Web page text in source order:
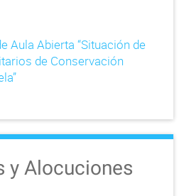
Aula Abierta “Situación de
de Conservación
y Alocuciones